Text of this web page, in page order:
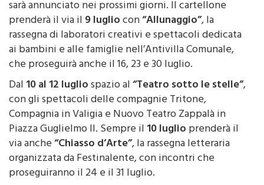
sarà annunciato nei prossimi giorni. Il cartellone
prenderà il via il9 lugliocon“Allunaggio”, la
rassegna di laboratori creativi e spettacoli dedicata
ai bambini e alle famiglie nell’Antivilla Comunale,
che proseguirà anche il 16, 23 e 30 luglio.
Dal10 al 12 lugliospazio al“Teatro sotto le stelle”,
con gli spettacoli delle compagnie Tritone,
Compagnia in Valigia e Nuovo Teatro Zappalà in
Piazza Guglielmo II. Sempre il10 luglioprenderà il
via anche“Chiasso d’Arte”, la rassegna letteraria
organizzata da Festinalente, con incontri che
proseguiranno il 24 e il 31 luglio.